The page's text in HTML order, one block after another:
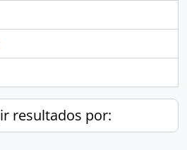
resultados por: